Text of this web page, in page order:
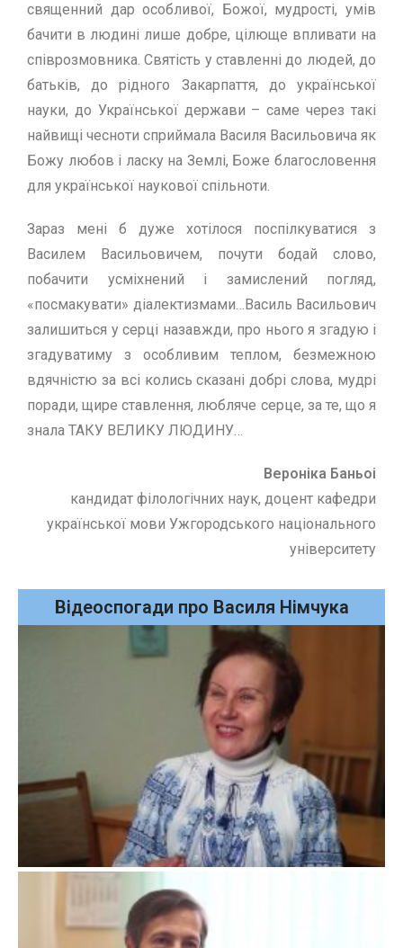
священний дар особливої, Божої, мудрості, умів
бачити в людині лише добре, цілюще впливати на
співрозмовника. Святість у ставленні до людей, до
батьків, до рідного Закарпаття, до української
науки, до Української держави – саме через такі
найвищі чесноти сприймала Василя Васильовича як
Божу любов і ласку на Землі, Боже благословення
для української наукової спільноти.
Зараз мені б дуже хотілося поспілкуватися з
Василем Васильовичем, почути бодай слово,
побачити усміхнений і замислений погляд,
«посмакувати» діалектизмами…Василь Васильович
залишиться у серці назавжди, про нього я згадую і
згадуватиму з особливим теплом, безмежною
вдячністю за всі колись сказані добрі слова, мудрі
поради, щире ставлення, любляче серце, за те, що я
знала ТАКУ ВЕЛИКУ ЛЮДИНУ…
Вероніка Баньоі
кандидат філологічних наук, доцент кафедри
української мови Ужгородського національного
університету
Відеоспогади про Василя Німчука